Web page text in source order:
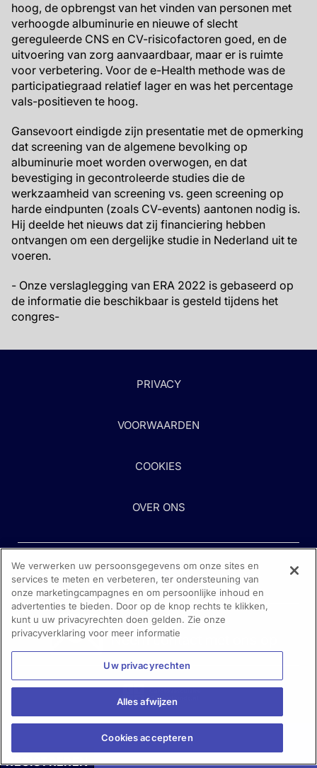
hoog, de opbrengst van het vinden van personen met
verhoogde albuminurie en nieuwe of slecht
gereguleerde CNS en CV-risicofactoren goed, en de
uitvoering van zorg aanvaardbaar, maar er is ruimte
voor verbetering. Voor de e-Health methode was de
participatiegraad relatief lager en was het percentage
vals-positieven te hoog.
Gansevoort eindigde zijn presentatie met de opmerking
dat screening van de algemene bevolking op
albuminurie moet worden overwogen, en dat
bevestiging in gecontroleerde studies die de
werkzaamheid van screening vs. geen screening op
harde eindpunten (zoals CV-events) aantonen nodig is.
Hij deelde het nieuws dat zij financiering hebben
ontvangen om een dergelijke studie in Nederland uit te
voeren.
- Onze verslaglegging van ERA 2022 is gebaseerd op
de informatie die beschikbaar is gesteld tijdens het
congres-
PRIVACY
VOORWAARDEN
COOKIES
OVER ONS
Heeft u hulp nodig?
Neem contact met ons op
REGISTREREN
We verwerken uw persoonsgegevens om onze sites en
services te meten en verbeteren, ter ondersteuning van
onze marketingcampagnes en om persoonlijke inhoud en
advertenties te bieden. Door op de knop rechts te klikken,
kunt u uw privacyrechten doen gelden. Zie onze
privacyverklaring voor meer informatie
Uw privacyrechten
Alles afwijzen
Cookies accepteren